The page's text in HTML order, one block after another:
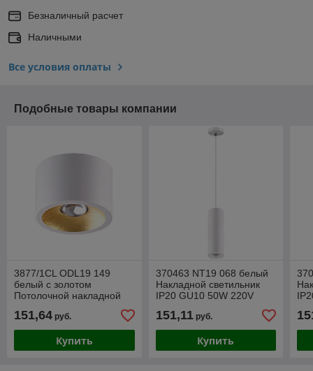
Безналичный расчет
Наличными
Все условия оплаты
Подобные товары компании
3877/1CL ODL19 149
белый с золотом
Потолочной накладной
светильник GU10 1*50W
220V GLASGOW
151,64 руб.
Купить
370463 NT19 068 белый
Накладной светильник
IP20 GU10 50W 220V
151,11руб.
Купить